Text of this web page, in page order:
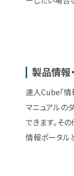
製品情報
達人Cube「情
マニュアルの
できます。そ
情報ポータル